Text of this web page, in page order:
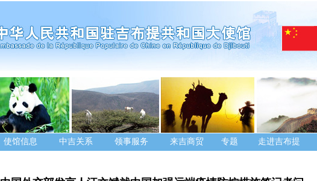
使馆信息 中吉关系 领事服务 来吉商贸 专题 走进吉布提